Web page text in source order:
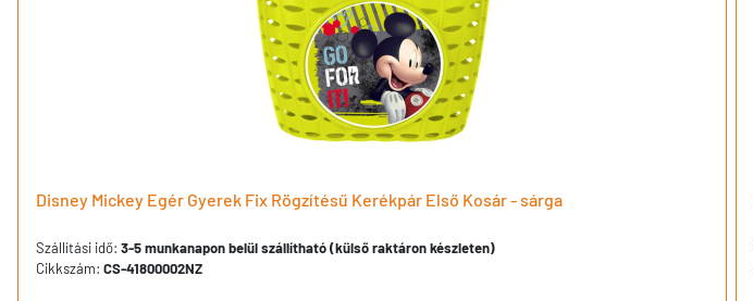
Disney Mickey Egér Gyerek Fix Rögzítésű Kerékpár Első Kosár - sárga
Szállítási idő: 3-5 munkanapon belül szállítható (külső raktáron készleten)
Cikkszám: CS-41800002NZ